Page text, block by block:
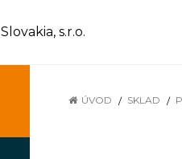
Slovakia, s.r.o.
ÚVOD SKLAD